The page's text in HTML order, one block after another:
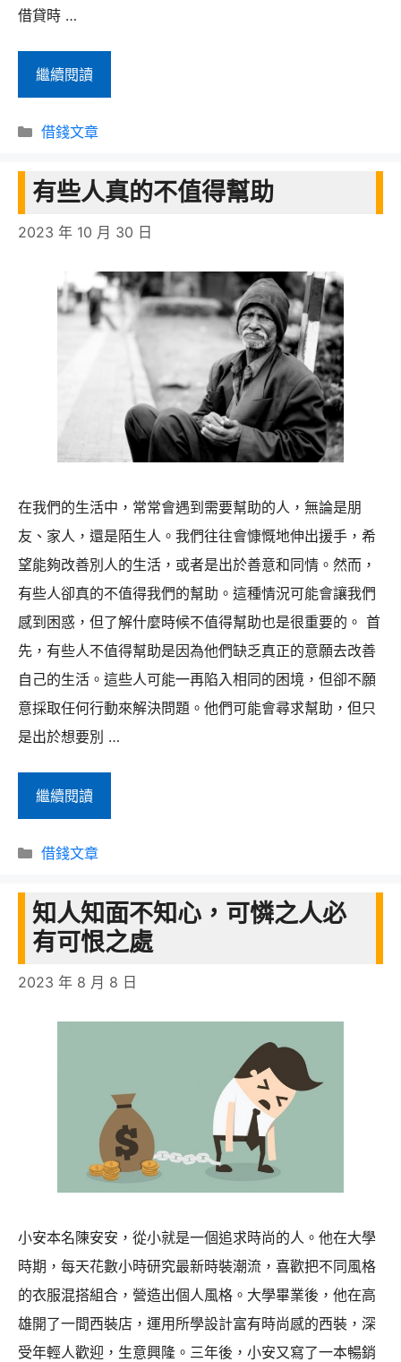
借貸時 …
繼續閱讀被
告
駱
翰
取
財
罪，
駱
世
緯、
駱
思
安，
聚
型
股
有
限
公
負
責
分
借錢文章
有些人真的不值得幫助
2023 年 10 月 30 日
在我們的生活中，常常會遇到需要幫助的人，無論是朋
友、家人，還是陌生人。我們往往會慷慨地伸出援手，希
望能夠改善別人的生活，或者是出於善意和同情。然而，
有些人卻真的不值得我們的幫助。這種情況可能會讓我們
感到困惑，但了解什麼時候不值得幫助也是很重要的。 首
先，有些人不值得幫助是因為他們缺乏真正的意願去改善
自己的生活。這些人可能一再陷入相同的困境，但卻不願
意採取任何行動來解決問題。他們可能會尋求幫助，但只
是出於想要別 …
繼續閱讀有
些
人
的
不
幫
分
借錢文章
知人知面不知心，可憐之人必
有可恨之處
2023 年 8 月 8 日
小安本名陳安安，從小就是一個追求時尚的人。他在大學
時期，每天花數小時研究最新時裝潮流，喜歡把不同風格
的衣服混搭組合，營造出個人風格。大學畢業後，他在高
雄開了一間西裝店，運用所學設計富有時尚感的西裝，深
受年輕人歡迎，生意興隆。三年後，小安又寫了一本暢銷